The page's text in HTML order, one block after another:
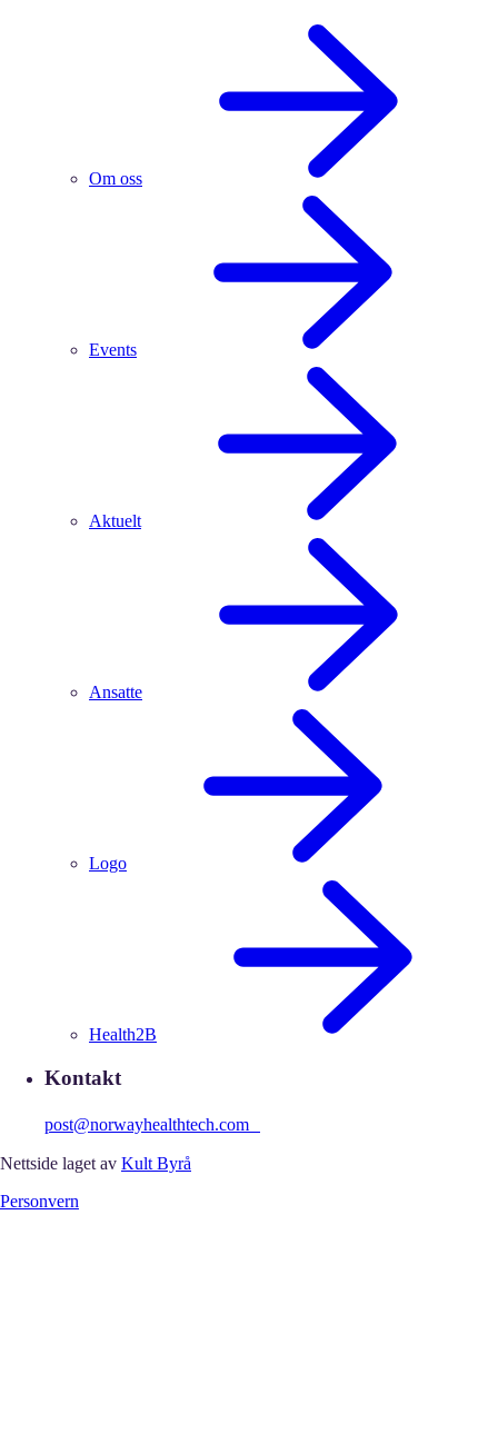
Om oss
Events
Aktuelt
Ansatte
Logo
Health2B
Kontakt
post@norwayhealthtech.com
Nettside laget av Kult Byrå
Personvern